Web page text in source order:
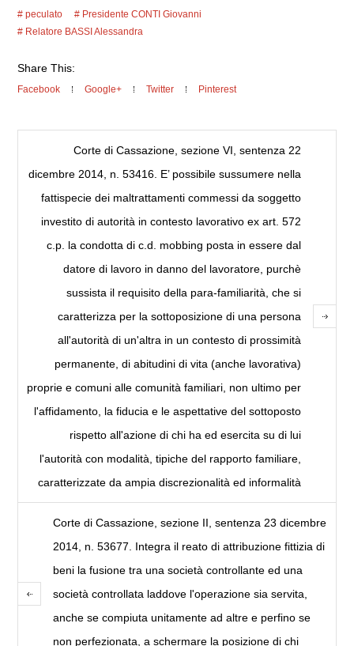
peculato
Presidente CONTI Giovanni
Relatore BASSI Alessandra
Share This:
Facebook Google+ Twitter Pinterest
Corte di Cassazione, sezione VI, sentenza 22
dicembre 2014, n. 53416. E’ possibile sussumere nella
fattispecie dei maltrattamenti commessi da soggetto
investito di autorità in contesto lavorativo ex art. 572
c.p. la condotta di c.d. mobbing posta in essere dal
datore di lavoro in danno del lavoratore, purchè
sussista il requisito della para-familiarità, che si
caratterizza per la sottoposizione di una persona
all'autorità di un'altra in un contesto di prossimità
permanente, di abitudini di vita (anche lavorativa)
proprie e comuni alle comunità familiari, non ultimo per
l'affidamento, la fiducia e le aspettative del sottoposto
rispetto all'azione di chi ha ed esercita su di lui
l'autorità con modalità, tipiche del rapporto familiare,
caratterizzate da ampia discrezionalità ed informalità
Corte di Cassazione, sezione II, sentenza 23 dicembre
2014, n. 53677. Integra il reato di attribuzione fittizia di
beni la fusione tra una società controllante ed una
società controllata laddove l'operazione sia servita,
anche se compiuta unitamente ad altre e perfino se
non perfezionata, a schermare la posizione di chi